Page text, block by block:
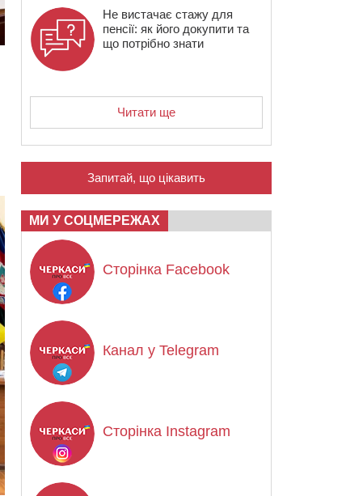
Не вистачає стажу для
пенсії: як його докупити та
що потрібно знати
Читати ще
Запитай, що цікавить
МИ У СОЦМЕРЕЖАХ
Сторінка Facebook
Канал у Telegram
Сторінка Instagram